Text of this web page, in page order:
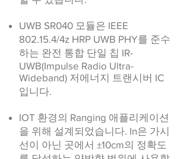
UWB SR040 모듈은 IEEE
802.15.4/4z HRP UWB PHY를 준수
하는 완전 통합 단일 칩 IR-
UWB(Impulse Radio Ultra-
Wideband) 저에너지 트랜시버 IC
입니다.
IOT 환경의 Ranging 애플리케이션
을 위해 설계되었습니다. In은 가시
선이 아닌 곳에서 ±10cm의 정확도